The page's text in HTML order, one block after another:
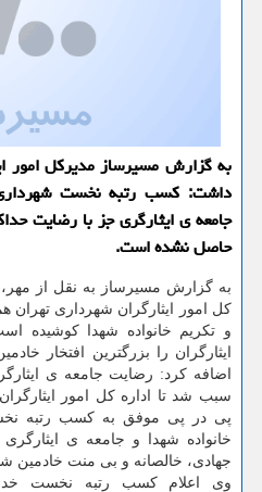
به گزارش مسیرساز مدیركل امور
داشت: كسب رتبه نخست
جامعه ی ایثارگری جز با رضایت
حاصل نشده است.
به گزارش مسیرساز به نقل از مهر،
کل امور ایثارگران شهرداری تهران
و تکریم خانواده شهدا کوشیده
ایثارگران را بزرگترین افتخار
اضافه کرد: رضایت جامعه ی
سبب شد تا اداره کل امور
پی در پی موفق به کسب رتبه
خانواده شهدا و جامعه ی
جهادی، خالصانه و بی منت خادمین
وی اعلام کسب رتبه نخست